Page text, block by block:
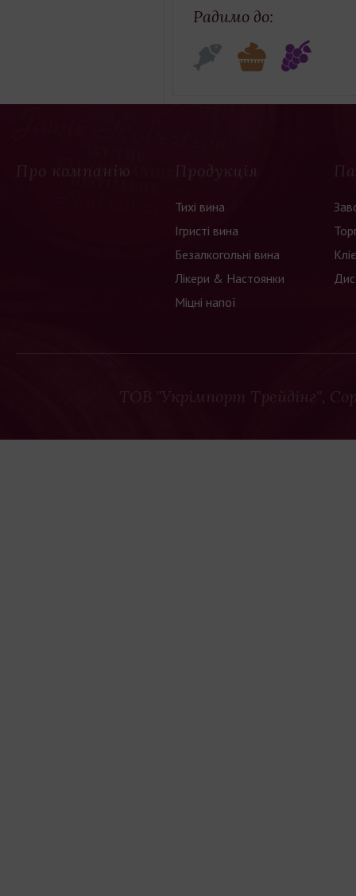
Радимо до:
Про компанію Продукція
Тихі вина
Ігристі вина
Безалкогольні вина
Лікери & Настоянки
Міцні напої
ТОВ "Укрімпорт Трейдінг",